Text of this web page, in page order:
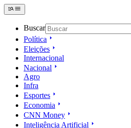
Buscar
Política
Eleições
Internacional
Nacional
Agro
Infra
Esportes
Economia
CNN Money
Inteligência Artificial